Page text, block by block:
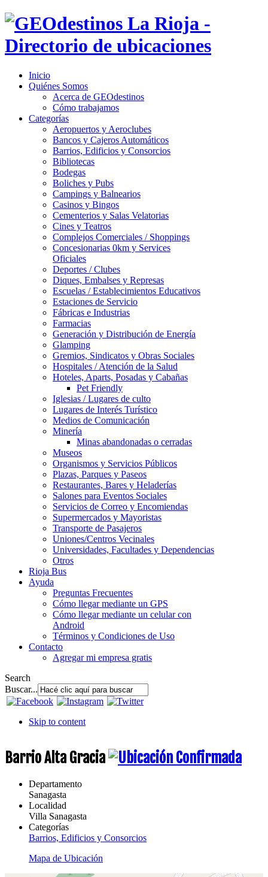
Inicio
Quiénes Somos
Acerca de GEOdestinos
Cómo trabajamos
Categorías
Aeropuertos y Aeroclubes
Bancos y Cajeros Automáticos
Barrios, Edificios y Consorcios
Bibliotecas
Bodegas
Boliches y Pubs
Campings y Balnearios
Casinos y Bingos
Cementerios y Salas Velatorias
Cines y Teatros
Complejos Comerciales / Shoppings
Concesionarias 0km y Services
Oficiales
Deportes / Clubes
Diques, Embalses y Represas
Escuelas / Establecimientos Educativos
Estaciones de Servicio
Fábricas e Industrias
Farmacias
Generación y Distribución de Energía
Glamping
Gremios, Sindicatos y Obras Sociales
Hospitales / Atención de la Salud
Hoteles, Aparts, Posadas y Cabañas
Pet Friendly
Iglesias / Lugares de culto
Lugares de Interés Turístico
Medios de Comunicación
Minería
Minas abandonadas o cerradas
Museos
Organismos y Servicios Públicos
Plazas, Parques y Paseos
Restaurantes, Bares y Heladerías
Salones para Eventos Sociales
Servicios de Correo y Encomiendas
Supermercados y Mayoristas
Transporte de Pasajeros
Uniones/Centros Vecinales
Universidades, Facultades y Dependencias
Otros
Rioja Bus
Ayuda
Preguntas Frecuentes
Cómo llegar mediante un GPS
Cómo llegar mediante un celular con
Android
Términos y Condiciones de Uso
Contacto
Agregar mi empresa gratis
Search
Buscar...
Skip to content
Barrio Alta Gracia
Departamento
Sanagasta
Localidad
Villa Sanagasta
Categorías
Barrios, Edificios y Consorcios
Mapa de Ubicación